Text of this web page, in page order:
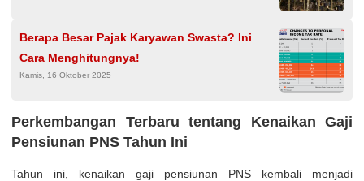
Berapa Besar Pajak Karyawan Swasta? Ini
Cara Menghitungnya!
Kamis, 16 Oktober 2025
Perkembangan Terbaru tentang Kenaikan Gaji
Pensiunan PNS Tahun Ini
Tahun ini, kenaikan gaji pensiunan PNS kembali menjadi